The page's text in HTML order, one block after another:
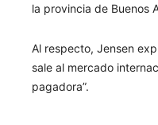
la provincia de Buenos
Al respecto, Jensen
sale al mercado
pagadora”.